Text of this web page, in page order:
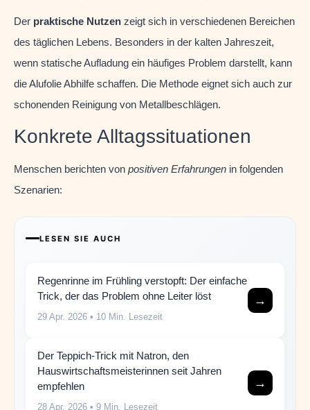
Der praktische Nutzen zeigt sich in verschiedenen Bereichen
des täglichen Lebens. Besonders in der kalten Jahreszeit,
wenn statische Aufladung ein häufiges Problem darstellt, kann
die Alufolie Abhilfe schaffen. Die Methode eignet sich auch zur
schonenden Reinigung von Metallbeschlägen.
Konkrete Alltagssituationen
Menschen berichten von positiven Erfahrungen in folgenden
Szenarien:
LESEN SIE AUCH
Regenrinne im Frühling verstopft: Der einfache
Trick, der das Problem ohne Leiter löst
29 Apr. 2026 • 10 Min. Lesezeit
→
Der Teppich-Trick mit Natron, den
Hauswirtschaftsmeisterinnen seit Jahren
empfehlen
28 Apr. 2026 • 9 Min. Lesezeit
→